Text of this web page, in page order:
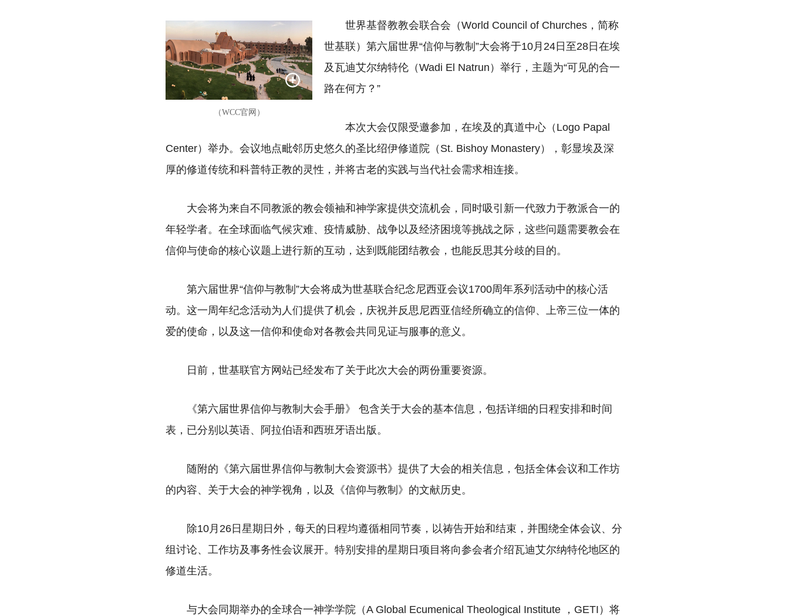
（WCC官网）
世界基督教教会联合会（World Council of Churches，简称
世基联）第六届世界“信仰与教制”大会将于10月24日至28日在埃
及瓦迪艾尔纳特伦（Wadi El Natrun）举行，主题为“可见的合一
路在何方？”
本次大会仅限受邀参加，在埃及的真道中心（Logo Papal
Center）举办。会议地点毗邻历史悠久的圣比绍伊修道院（St. Bishoy Monastery），彰显埃及深
厚的修道传统和科普特正教的灵性，并将古老的实践与当代社会需求相连接。
大会将为来自不同教派的教会领袖和神学家提供交流机会，同时吸引新一代致力于教派合一的
年轻学者。在全球面临气候灾难、疫情威胁、战争以及经济困境等挑战之际，这些问题需要教会在
信仰与使命的核心议题上进行新的互动，达到既能团结教会，也能反思其分歧的目的。
第六届世界“信仰与教制”大会将成为世基联合纪念尼西亚会议1700周年系列活动中的核心活
动。这一周年纪念活动为人们提供了机会，庆祝并反思尼西亚信经所确立的信仰、上帝三位一体的
爱的使命，以及这一信仰和使命对各教会共同见证与服事的意义。
日前，世基联官方网站已经发布了关于此次大会的两份重要资源。
《第六届世界信仰与教制大会手册》
包含关于大会的基本信息，包括详细的日程安排和时间
表，已分别以英语、阿拉伯语和西班牙语出版。
随附的 《第六届世界信仰与教制大会资源书》 提供了大会的相关信息，包括全体会议和工作坊
的内容、关于大会的神学视角，以及《信仰与教制》的文献历史。
除10月26日星期日外，每天的日程均遵循相同节奏，以祷告开始和结束，并围绕全体会议、分
组讨论、工作坊及事务性会议展开。特别安排的星期日项目将向参会者介绍瓦迪艾尔纳特伦地区的
修道生活。
与大会同期举办的全球合一神学学院（A Global Ecumenical Theological Institute ，GETI）将